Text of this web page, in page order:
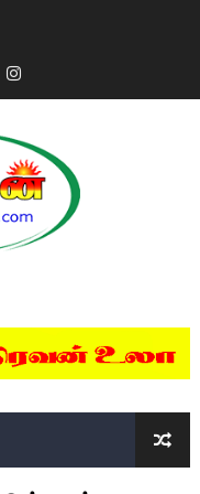
தனிமையில்
ஆபாச வீடியோக்களால்
“கோவிஷீல்டு”
பிறந்தநாளை
நடந்தது?: உண்மையை
டொலர் நட்டஈடு